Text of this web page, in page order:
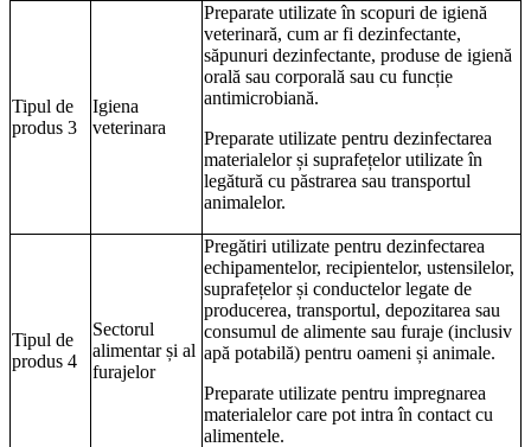
Tipul de
produs 3
Igiena
veterinara
Preparate utilizate în scopuri de igienă
veterinară, cum ar fi dezinfectante,
săpunuri dezinfectante, produse de igienă
orală sau corporală sau cu funcție
antimicrobiană.
Preparate utilizate pentru dezinfectarea
materialelor și suprafețelor utilizate în
legătură cu păstrarea sau transportul
animalelor.
Tipul de
produs 4
Sectorul
alimentar și al
furajelor
Pregătiri utilizate pentru dezinfectarea
echipamentelor, recipientelor, ustensilelor,
suprafețelor și conductelor legate de
producerea, transportul, depozitarea sau
consumul de alimente sau furaje (inclusiv
apă potabilă) pentru oameni și animale.
Preparate utilizate pentru impregnarea
materialelor care pot intra în contact cu
alimentele.